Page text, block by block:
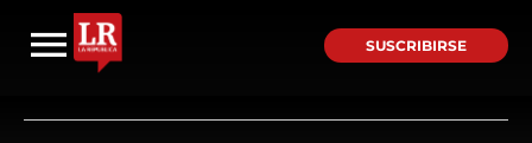
SUSCRIBIRSE